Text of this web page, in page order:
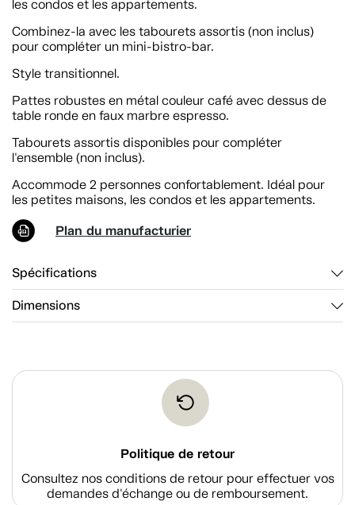
les condos et les appartements.
Combinez-la avec les tabourets assortis (non inclus)
pour compléter un mini-bistro-bar.
Style transitionnel.
Pattes robustes en métal couleur café avec dessus de
table ronde en faux marbre espresso.
Tabourets assortis disponibles pour compléter
l'ensemble (non inclus).
Accommode 2 personnes confortablement. Idéal pour
les petites maisons, les condos et les appartements.
Plan du manufacturier
Spécifications
Dimensions
Politique de retour
Consultez nos conditions de retour pour effectuer vos
demandes d'échange ou de remboursement.